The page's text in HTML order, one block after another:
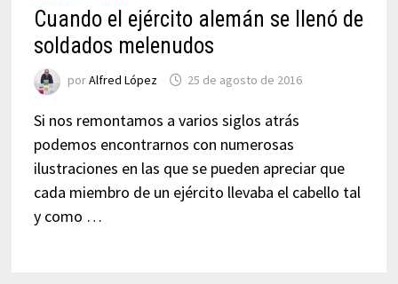
Cuando el ejército alemán se llenó de
soldados melenudos
porAlfred López 25 de agosto de 2016
Si nos remontamos a varios siglos atrás
podemos encontrarnos con numerosas
ilustraciones en las que se pueden apreciar que
cada miembro de un ejército llevaba el cabello tal
y como …